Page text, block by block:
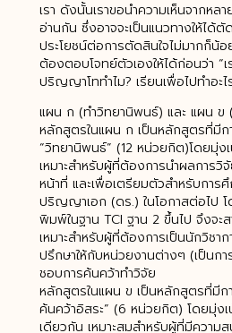
เรา ดังนั้นเราขอนำความเห็นจากหล
อ่านกัน ซึ่งอาจจะเป็นแนวทางให้ได้
ประโยชน์ต่อการตัดสินใจไม่มากก็น้
ต้องตอบโจทย์ตัวเองให้ได้ก่อนว่า “เ
ปริญญาโททำไม? เรียนเพื่อไปทำอะไ
แผน ก (ทำวิทยานิพนธ์) และ แผน ข
หลักสูตรในแผน ก เป็นหลักสูตรที่มีก
“วิทยานิพนธ์” (12 หน่วยกิต)โดยมุ่ง
เหมาะสำหรับผู้ที่ต้องการนำผลการวิ
หน้าที่ และเพื่อเตรียมตัวสำหรับการ
ปริญญาเอก (ดร.) ในโอกาสต่อไป
พิมพ์ในฐาน TCI ฐาน 2 ขึ้นไป จึงจะ
เหมาะสำหรับผู้ที่ต้องการเป็นนักวิชา
ปรึกษาให้กับหน่วยงานต่างๆ (เป็นกา
ชอบการค้นคว้าทำวิจัย
หลักสูตรในแผน ข เป็นหลักสูตรที่มีก
ค้นคว้าอิสระ” (6 หน่วยกิต) โดยมุ่งเ
เดียวกัน เหมาะสมสำหรับผู้ที่มีความ